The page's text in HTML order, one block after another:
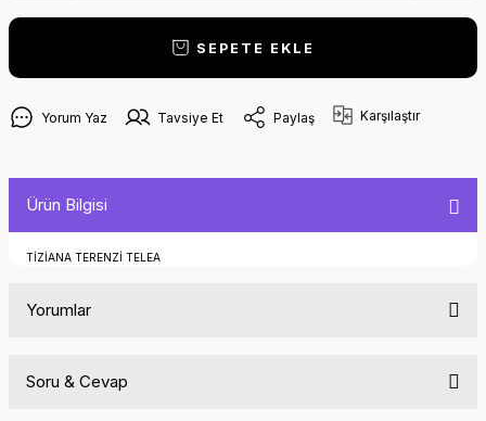
SEPETE EKLE
Yorum Yaz Tavsiye Et Paylaş Karşılaştır
Ürün Bilgisi
TİZİANA TERENZİ TELEA
Yorumlar
Soru & Cevap